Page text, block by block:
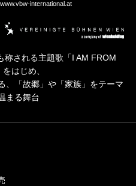
international.at
称される主題歌「I AM FROM
はじめ、
、「故郷」や「家族」をテーマ
まる舞台